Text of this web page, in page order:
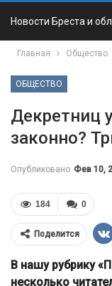
Новости Бреста и
Главная Общество
ОБЩЕСТВО
Декретниц
законно?
Опубликовано Фев 10,
0
184
Поделится
В нашу рубрику
несколько